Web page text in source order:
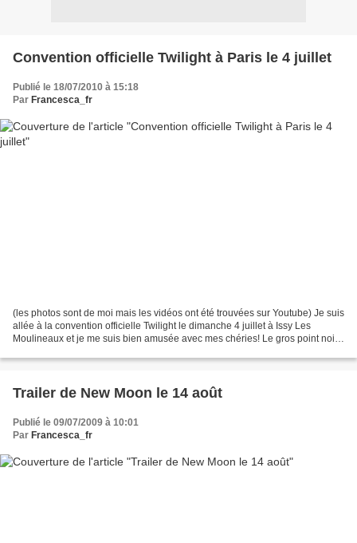
Convention officielle Twilight à Paris le 4 juillet
Publié le 18/07/2010 à 15:18
Par Francesca_fr
(les photos sont de moi mais les vidéos ont été trouvées sur Youtube) Je suis
allée à la convention officielle Twilight le dimanche 4 juillet à Issy Les
Moulineaux et je me suis bien amusée avec mes chéries! Le gros point noir
Trailer de New Moon le 14 août
Publié le 09/07/2009 à 10:01
Par Francesca_fr